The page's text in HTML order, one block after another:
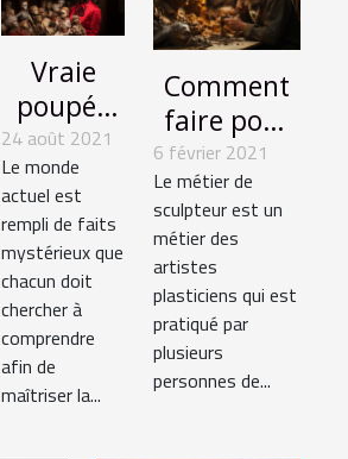
Vraie
poupée
annabelle
de la
Conjuring
24 août 2021
Le monde
actuel est
rempli de faits
mystérieux que
chacun doit
chercher à
comprendre
afin de
maîtriser la...
Comment
faire pour
reconnaitre
un
sculpteur ?
6 février 2021
Le métier de
sculpteur est un
métier des
artistes
plasticiens qui est
pratiqué par
plusieurs
personnes de...